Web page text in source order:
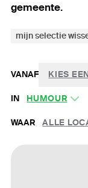
gemeente.
VANAF KIES
IN HUMOUR
WAAR ALLE
mijn selectie